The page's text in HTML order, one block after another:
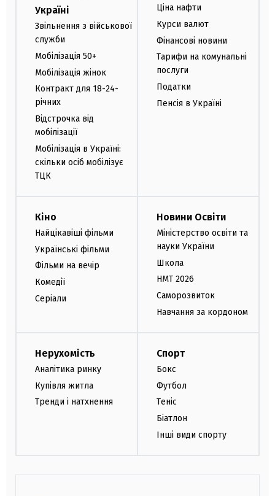
Україні
Звільнення з військової
служби
Мобілізація 50+
Мобілізація жінок
Контракт для 18-24-
річних
Відстрочка від
мобілізації
Мобілізація в Україні:
скільки осіб мобілізує
ТЦК
Ціна нафти
Курси валют
Фінансові новини
Тарифи на комунальні
послуги
Податки
Пенсія в Україні
Кіно
Найцікавіші фільми
Українські фільми
Фільми на вечір
Комедії
Серіали
Новини Освіти
Міністерство освіти та
науки України
Школа
НМТ 2026
Саморозвиток
Навчання за кордоном
Нерухомість
Аналітика ринку
Купівля житла
Тренди і натхнення
Спорт
Бокс
Футбол
Теніс
Біатлон
Інші види спорту